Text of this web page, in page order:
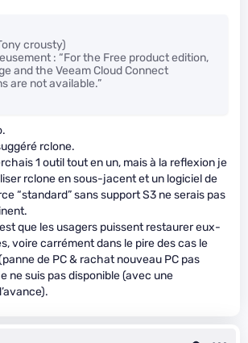
crousty)
: “For the Free product edition,
and the Veeam Cloud Connect
are not available.”
rclone.
1 outil tout en un, mais à la reflexion je
rclone en sous-jacent et un logiciel de
“standard” sans support S3 ne serais pas
que les usagers puissent restaurer eux-
voire carrément dans le pire des cas le
de PC & rachat nouveau PC pas
ne suis pas disponible (avec une